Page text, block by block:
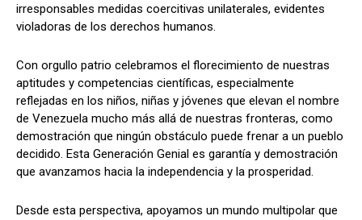
irresponsables medidas coercitivas unilaterales, evidentes
violadoras de los derechos humanos.
Con orgullo patrio celebramos el florecimiento de nuestras
aptitudes y competencias científicas, especialmente
reflejadas en los niños, niñas y jóvenes que elevan el nombre
de Venezuela mucho más allá de nuestras fronteras, como
demostración que ningún obstáculo puede frenar a un pueblo
decidido. Esta Generación Genial es garantía y demostración
que avanzamos hacia la independencia y la prosperidad.
Desde esta perspectiva, apoyamos un mundo multipolar que